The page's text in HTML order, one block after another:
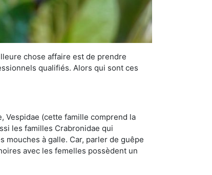
chose affaire est de prendre
qualifiés. Alors qui sont ces
Vespidae (cette famille comprend la
les familles Crabronidae qui
à galle. Car, parler de guêpe
avec les femelles possèdent un